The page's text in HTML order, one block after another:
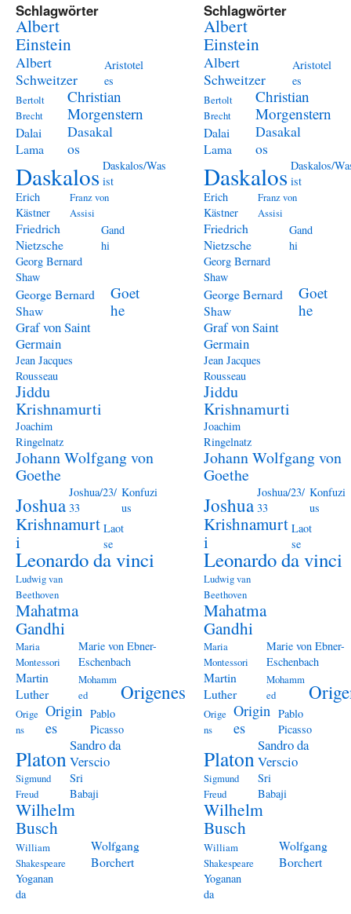
Schlagwörter
Albert
Einstein
Albert
Schweitzer
Aristotel
es
Bertolt
Brecht
Christian
Morgenstern
Dalai
Lama
Dasakal
os
Daskalos Daskalos/Was
ist
Erich
Kästner
Franz von
Assisi
Friedrich
Nietzsche
Gand
hi
Georg Bernard
Shaw
George Bernard
Shaw
Goet
he
Graf von Saint
Germain
Jean Jacques
Rousseau
Jiddu
Krishnamurti
Joachim
Ringelnatz
Johann Wolfgang von
Goethe
Joshua
Joshua/23/
33
Konfuzi
us
Krishnamurt
i
Laot
se
Leonardo da vinci
Ludwig van
Beethoven
Mahatma
Gandhi
Maria
Montessori
Marie von Ebner-
Eschenbach
Martin
Luther
Mohamm
ed
Origenes
Orige
ns
Origin
es
Pablo
Picasso
Platon
Sandro da
Verscio
Sigmund
Freud
Sri
Babaji
Wilhelm
Busch
William
Shakespeare
Wolfgang
Borchert
Yoganan
da
Schlagwörter
Albert
Einstein
Albert
Schweitzer
Aristotel
es
Bertolt
Brecht
Christian
Morgenstern
Dalai
Lama
Dasakal
os
Daskalos Daskalos/
ist
Erich
Kästner
Franz von
Assisi
Friedrich
Nietzsche
Gand
hi
Georg Bernard
Shaw
George Bernard
Shaw
Goet
he
Graf von Saint
Germain
Jean Jacques
Rousseau
Jiddu
Krishnamurti
Joachim
Ringelnatz
Johann Wolfgang von
Goethe
Joshua
Joshua/23/
33
Konfuzi
us
Krishnamurt
i
Laot
se
Leonardo da vinci
Ludwig van
Beethoven
Mahatma
Gandhi
Maria
Montessori
Marie von Ebner-
Eschenbach
Martin
Luther
Mohamm
ed
Orige
ns
Origin
es
Pablo
Picasso
Platon
Sandro da
Verscio
Sigmund
Freud
Sri
Babaji
Wilhelm
Busch
William
Shakespeare
Wolfgang
Borchert
Yoganan
da